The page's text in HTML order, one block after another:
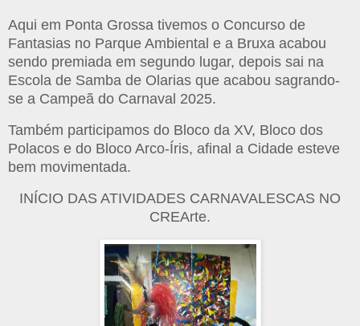
Aqui em Ponta Grossa tivemos o Concurso de
Fantasias no Parque Ambiental e a Bruxa acabou
sendo premiada em segundo lugar, depois sai na
Escola de Samba de Olarias que acabou sagrando-
se a Campeã do Carnaval 2025.
Também participamos do Bloco da XV, Bloco dos
Polacos e do Bloco Arco-Íris, afinal a Cidade esteve
bem movimentada.
INÍCIO DAS ATIVIDADES CARNAVALESCAS NO
CREArte.